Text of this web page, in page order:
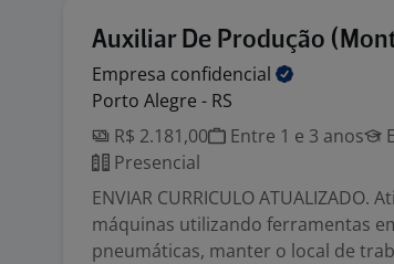
Auxiliar De Produção
Empresa confidencial
Porto Alegre - RS
R$ 2.181,00
Entre 1 e 3 anos
Presencial
ENVIAR CURRICULO ATUALIZADO.
máquinas utilizando ferramentas
pneumáticas, manter o local de